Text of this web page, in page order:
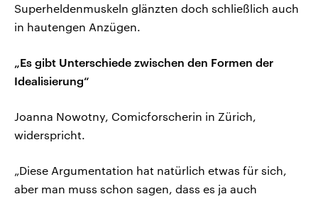
Superheldenmuskeln glänzten doch schließlich auch
in hautengen Anzügen.
„Es gibt Unterschiede zwischen den Formen der
Idealisierung“
Joanna Nowotny, Comicforscherin in Zürich,
widerspricht.
„Diese Argumentation hat natürlich etwas für sich,
aber man muss schon sagen, dass es ja auch